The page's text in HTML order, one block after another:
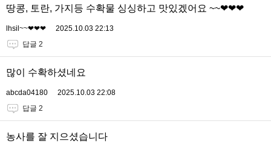
땅콩, 토란, 가지등 수확물 싱싱하고 맛있겠어요 ~~❤❤❤
lhsil~~❤❤❤
2025.10.03 22:13
답글 2
많이 수확하셨네요
abcda04180
2025.10.03 22:08
답글 2
농사를 잘 지으셨습니다